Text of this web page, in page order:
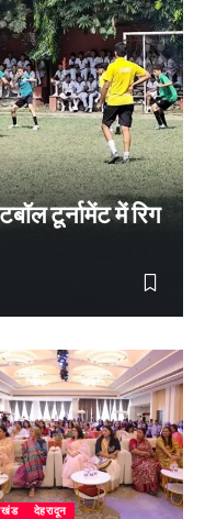
टूर्नामेंट में रिग
देहरादून